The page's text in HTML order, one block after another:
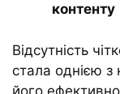
контенту
Відсутність
стала однією
його